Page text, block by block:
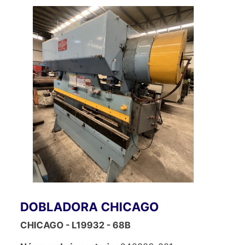
DOBLADORA CHICAGO
CHICAGO - L19932 - 68B